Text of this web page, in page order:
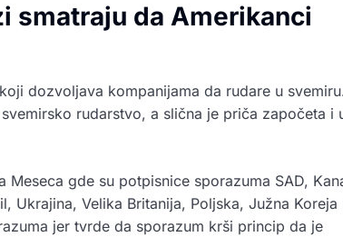
smatraju da Amerikanci
dozvoljava kompanijama da rudare u
rudarstvo, a slična je priča započeta i
Meseca gde su potpisnice sporazuma SAD,
Ukrajina, Velika Britanija, Poljska, Južna Koreja
jer tvrde da sporazum krši princip da je